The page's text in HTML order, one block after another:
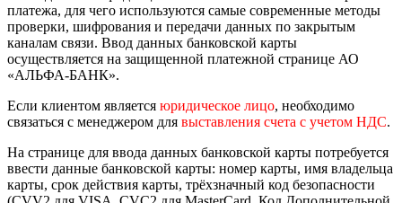
платежа, для чего используются самые современные методы
проверки, шифрования и передачи данных по закрытым
каналам связи. Ввод данных банковской карты
осуществляется на защищенной платежной странице АО
«АЛЬФА-БАНК».
Если клиентом является юридическое лицо, необходимо
связаться с менеджером для выставления счета с учетом НДС.
На странице для ввода данных банковской карты потребуется
ввести данные банковской карты: номер карты, имя владельца
карты, срок действия карты, трёхзначный код безопасности